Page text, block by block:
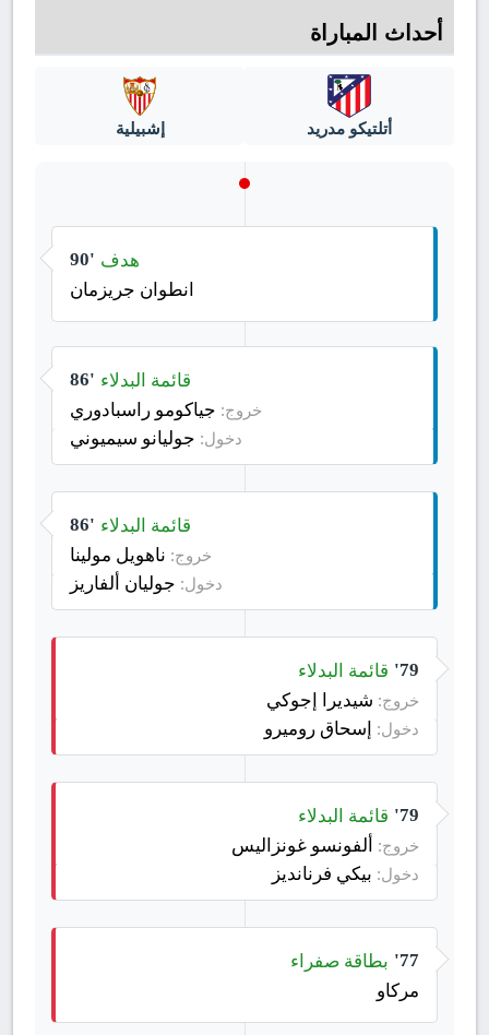
أحداث المباراة
أتلتيكو مدريد إشبيلية
90' هدف
انطوان جريزمان
86' قائمة البدلاء
خروج: جياكومو راسبادوري
دخول: جوليانو سيميوني
86' قائمة البدلاء
خروج: ناهويل مولينا
دخول: جوليان ألفاريز
79' قائمة البدلاء
خروج: شيديرا إجوكي
دخول: إسحاق روميرو
79' قائمة البدلاء
خروج: ألفونسو غونزاليس
دخول: بيكي فرنانديز
77'
بطاقة صفراء
مركاو